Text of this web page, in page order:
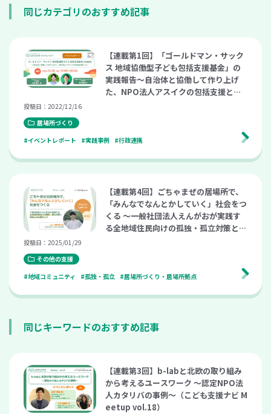
同じカテゴリのおすすめ記事
【連載第1回】「ゴールドマン・サック
ス 地域協働型子ども包括支援基金」の
実践報告～自治体と協働して作り上げ
た、NPO法人アスイクの包括支援とは
投稿日：2022/12/16
居場所づくり
#イベントレポート
#実践事例 #行政連携
【連載第4回】ごちゃまぜの居場所で、
「みんなでなんとかしていく」社会をつ
くる 〜一般社団法人えんがおが実践す
る全地域住民向けの孤独・孤立対策と関
投稿日：2025/01/29
その他の支援
#地域コミュニティ
#孤独・孤立 #居場所づくり・居場所拠点
同じキーワードのおすすめ記事
【連載第3回】b-labと北欧の取り組み
から考えるユースワーク 〜認定NPO法
人カタリバの事例〜（こども支援ナビ M
eetup vol.18）